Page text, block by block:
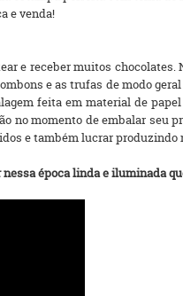
e venda!
e receber muitos
e as trufas de modo
feita em material de
no momento de embalar seu
e também lucrar produzindo
época linda e iluminada